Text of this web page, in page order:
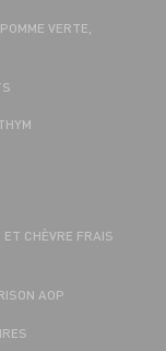
VERTE,
CHÈVRE FRAIS
AOP